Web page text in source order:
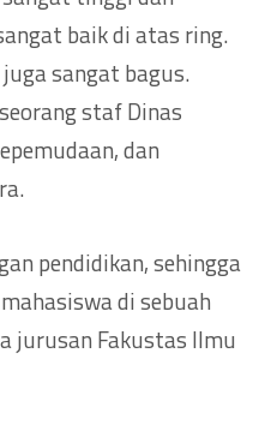
baik di atas ring.
sangat bagus.
staf Dinas
dan
pendidikan, sehingga
di sebuah
jurusan Fakustas Ilmu